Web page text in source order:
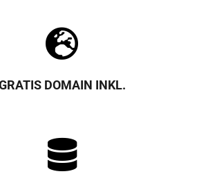
DOMAIN INKL.